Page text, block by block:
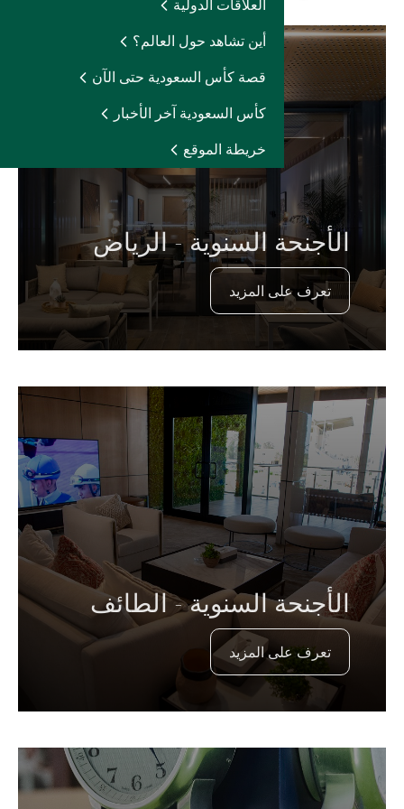
العلاقات الدولية
أين تشاهد حول العالم؟
قصة كأس السعودية حتى الآن
كأس السعودية آخر الأخبار
خريطة الموقع
الأجنحة السنوية - الرياض
تعرف على المزيد
الأجنحة السنوية - الطائف
تعرف على المزيد